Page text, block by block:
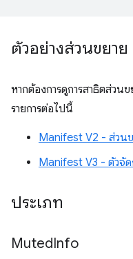
ตัวอย่างส่วนขยาย
หากต้องการดูการสาธิตส่วน
รายการต่อไปนี้
Manifest V2 - ส่วน
Manifest V3 - ตัวจั
ประเภท
MutedInfo